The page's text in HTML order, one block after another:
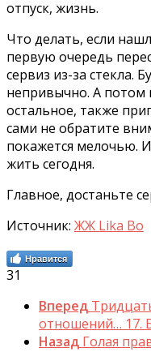
отпуск, жизнь.
Что делать, если
первую очередь
сервиз из-за стекла.
непривычно. А потом
остальное, также
сами не обратите
покажется мелочью.
жить сегодня.
Главное, достаньте
Источник: ЖЖ Lika Bo
Нравится
31
Вперед
отношений… 17.
Назад Голая